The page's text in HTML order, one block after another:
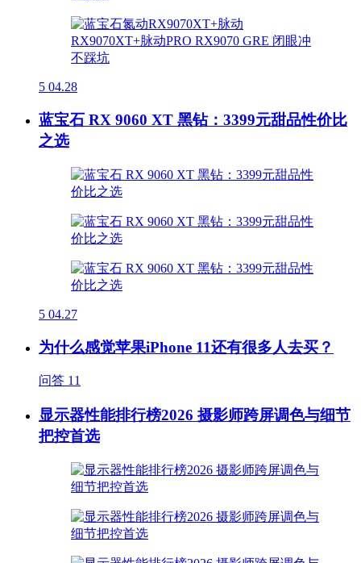
5 04.28
蓝宝石 RX 9060 XT 黑钻：3399元甜品性价比
之选
5 04.27
为什么感觉苹果iPhone 11还有很多人去买？
问答 11
显示器性能排行榜2026 摄影师跨屏调色与细节
把控首选